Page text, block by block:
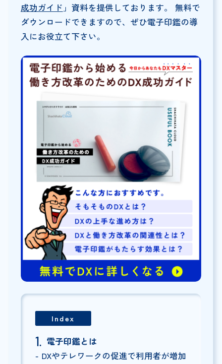
成功ガイド 」資料を提供しております。 無料で
ダウンロードできますので、ぜひ電子印鑑の導
入にお役立て下さい。
Index
電子印鑑とは
DXやテレワークの促進で利用者が増加